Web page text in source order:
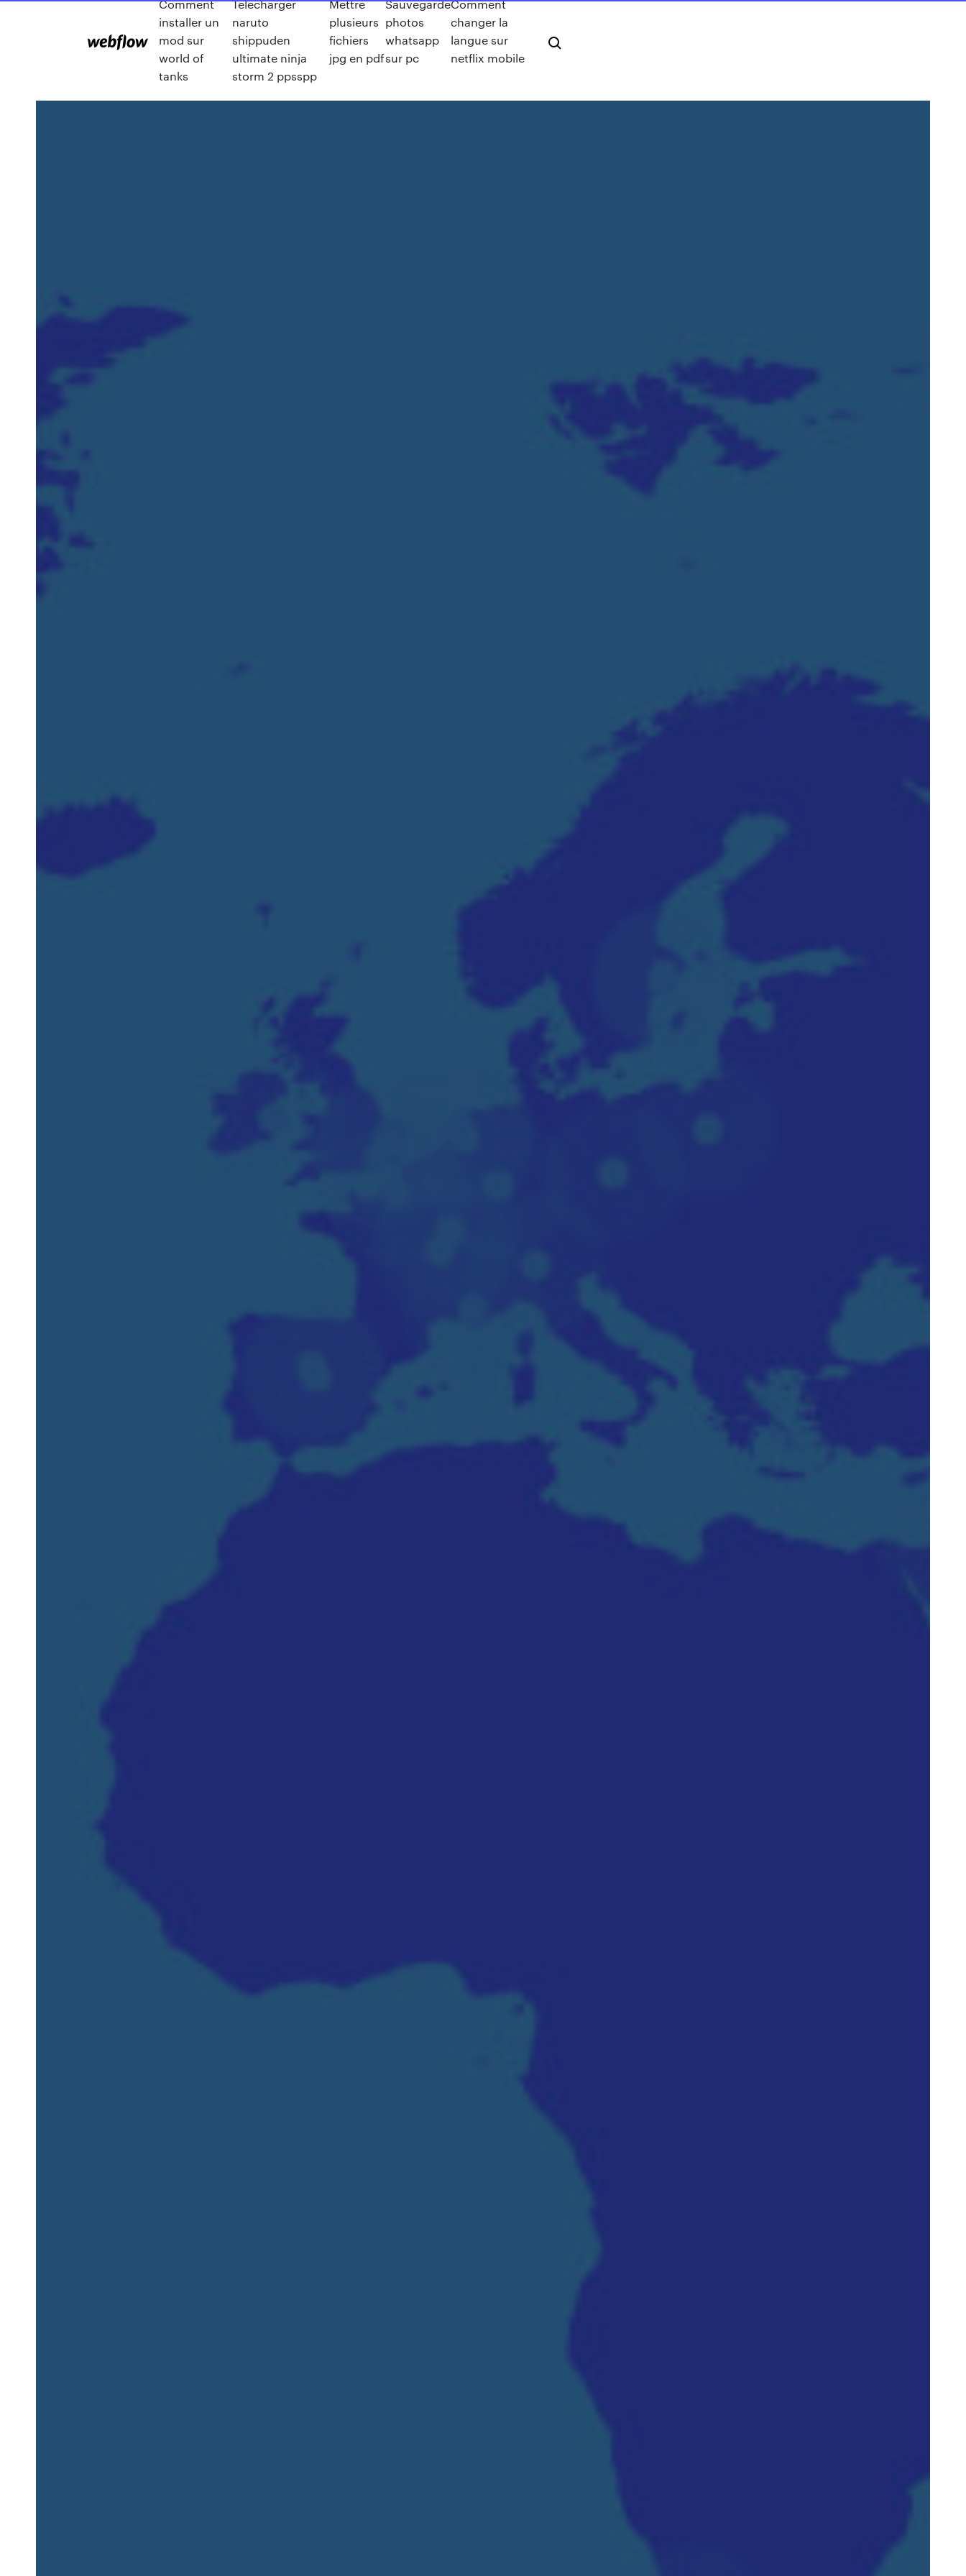
Comment
installer un
mod sur
world of
tanks
Télécharger
naruto
shippuden
ultimate ninja
storm 2 ppsspp
Mettre
plusieurs
fichiers
jpg en pdf
Sauvegarde
photos
whatsapp
sur pc
Comment
changer la
langue sur
netflix mobile